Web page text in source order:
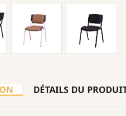
DÉTAILS DU